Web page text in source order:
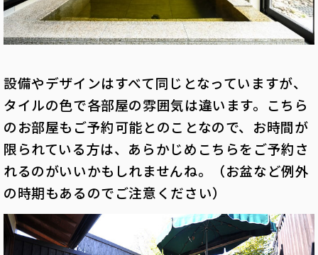
設備やデザインはすべて同じとなっていますが、
タイルの色で各部屋の雰囲気は違います。こちら
のお部屋もご予約可能とのことなので、お時間が
限られている方は、あらかじめこちらをご予約さ
れるのがいいかもしれませんね。（お盆など例外
の時期もあるのでご注意ください）